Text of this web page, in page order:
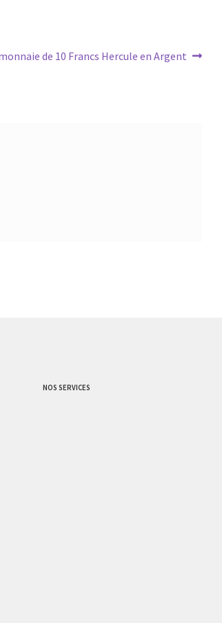
de 10 Francs Hercule en Argent
NOS SERVICES